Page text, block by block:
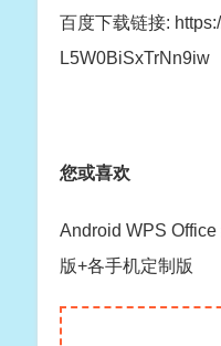
百度下载链接:
L5W0BiSxTrNn9iw
您或喜欢
Android WPS
版+各手机定制版